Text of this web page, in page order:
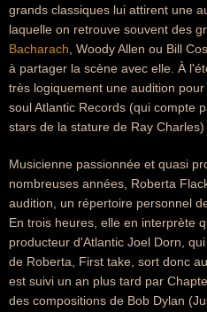
grands classiques lui attirent une
laquelle on retrouve souvent des
Bacharach , Woody Allen ou Bill
à partager la scène avec elle. À
très logiquement une audition
soul Atlantic Records (qui compte
stars de la stature de Ray Charles)
Musicienne passionnée et quasi
nombreuses années, Roberta
audition, un répertoire personnel
En trois heures, elle en interprète
producteur d'Atlantic Joel Dorn,
de Roberta, First take, sort donc
est suivi un an plus tard par
des compositions de Bob Dylan